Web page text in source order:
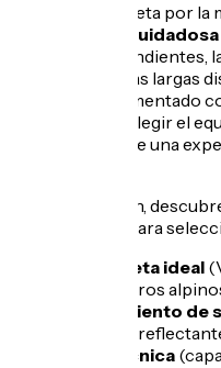
Viajar en bicicleta por
preparación cuidadosa
afrontar las
cambiantes y las largas
ciclista experimentado
de aventuras, elegir el
diferencia entre una
En esta sección,
para
La bicicleta ideal
los senderos
Equipamiento de
chalecos
Ropa técnica